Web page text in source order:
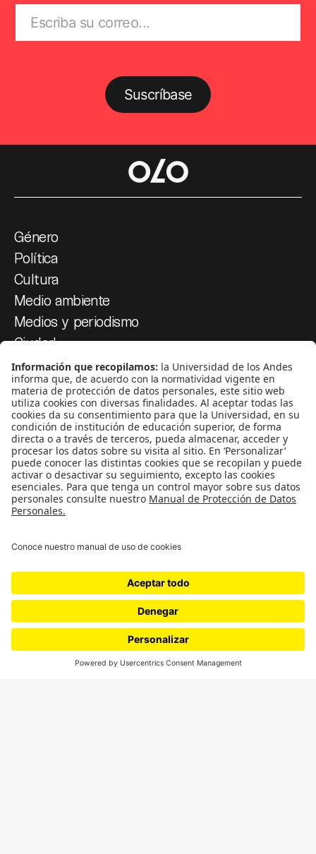
Suscríbase
Género
Política
Cultura
Medio ambiente
Medios y periodismo
Ciudad
Movilización social
¿Quiénes somos?
Podcasts
Ediciones especiales
Proyectos 070
¿Quieres escribir en 070?
CONTÁCTANOS